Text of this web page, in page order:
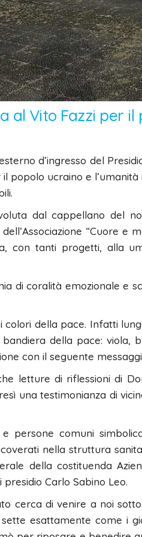
al Vito Fazzi per il
d’ingresso del
popolo ucraino e
dal cappellano del
“Cuore e
con tanti progetti, alla
di coralità emozionale e
della pace. Infatti
della pace: viola,
con il seguente
letture di riflessioni di
una testimonianza di
persone comuni
nella struttura
della costituenda
Carlo Sabino Leo.
cerca di venire a noi
esattamente come i